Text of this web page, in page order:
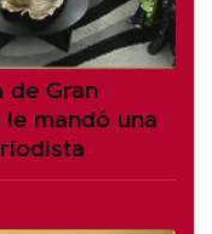
de Gran
mandó una